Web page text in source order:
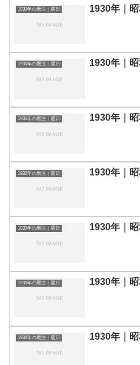
1930年の暦注｜選日 1930年｜
1930年の暦注｜選日 1930年｜
1930年の暦注｜選日 1930年｜
1930年の暦注｜選日 1930年｜
1930年の暦注｜選日 1930年｜
1930年の暦注｜選日 1930年｜
1930年の暦注｜選日 1930年｜